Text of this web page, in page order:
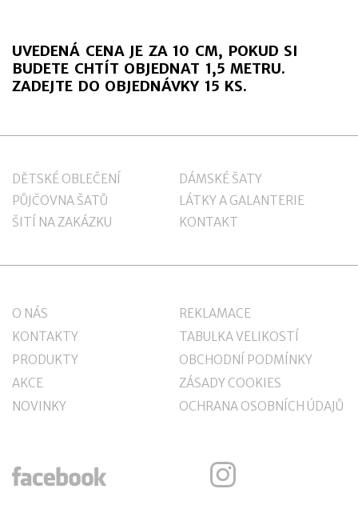
UVEDENÁ CENA JE ZA 10 CM, POKUD SI
BUDETE CHTÍT OBJEDNAT 1,5 METRU.
ZADEJTE DO OBJEDNÁVKY 15 KS.
DĚTSKÉ OBLEČENÍ
DÁMSKÉ ŠATY
PŮJČOVNA ŠATŮ
LÁTKY A GALANTERIE
ŠITÍ NA ZAKÁZKU
KONTAKT
O NÁS
KONTAKTY
PRODUKTY
AKCE
NOVINKY
REKLAMACE
TABULKA VELIKOSTÍ
OBCHODNÍ PODMÍNKY
ZÁSADY COOKIES
OCHRANA OSOBNÍCH ÚDAJŮ